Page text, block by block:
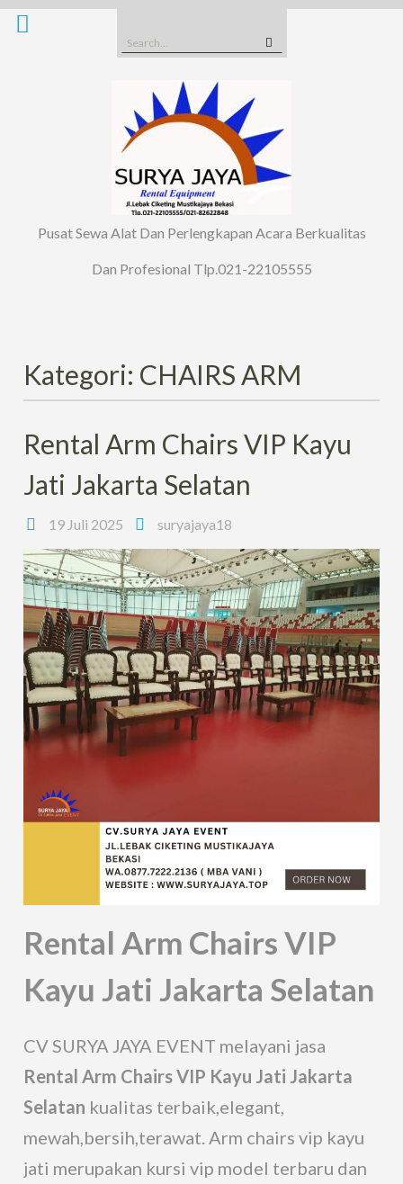
Skip
Search
for:
Pusat Sewa Alat Dan Perlengkapan Acara Berkualitas
Dan Profesional Tlp.021-22105555
Kategori: CHAIRS ARM
Rental Arm Chairs VIP Kayu
Jati Jakarta Selatan
19 Juli 2025 suryajaya18
Rental Arm Chairs VIP
Kayu Jati Jakarta Selatan
CV SURYA JAYA EVENT melayani jasa
Rental Arm Chairs VIP Kayu Jati Jakarta
Selatan kualitas terbaik,elegant,
mewah,bersih,terawat. Arm chairs vip kayu
jati merupakan kursi vip model terbaru dan